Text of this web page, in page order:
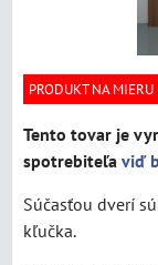
PRODUKT NA MIERU
Tento tovar je
spotrebiteľa viď
Súčasťou dverí
kľučka.